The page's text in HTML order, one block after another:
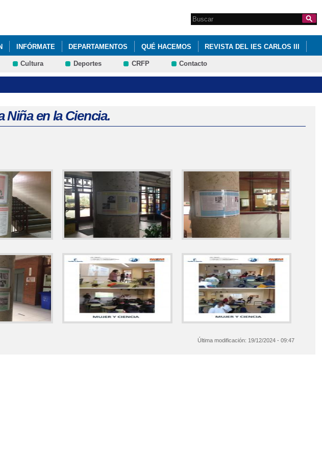
Formulario de
búsqueda
Search this site
INFÓRMATE DEPARTAMENTOS QUÉ HACEMOS REVISTA DEL IES CARLOS III
Cultura Deportes CRFP Contacto
Niña en la Ciencia.
Última modificación: 19/12/2024 - 09:47